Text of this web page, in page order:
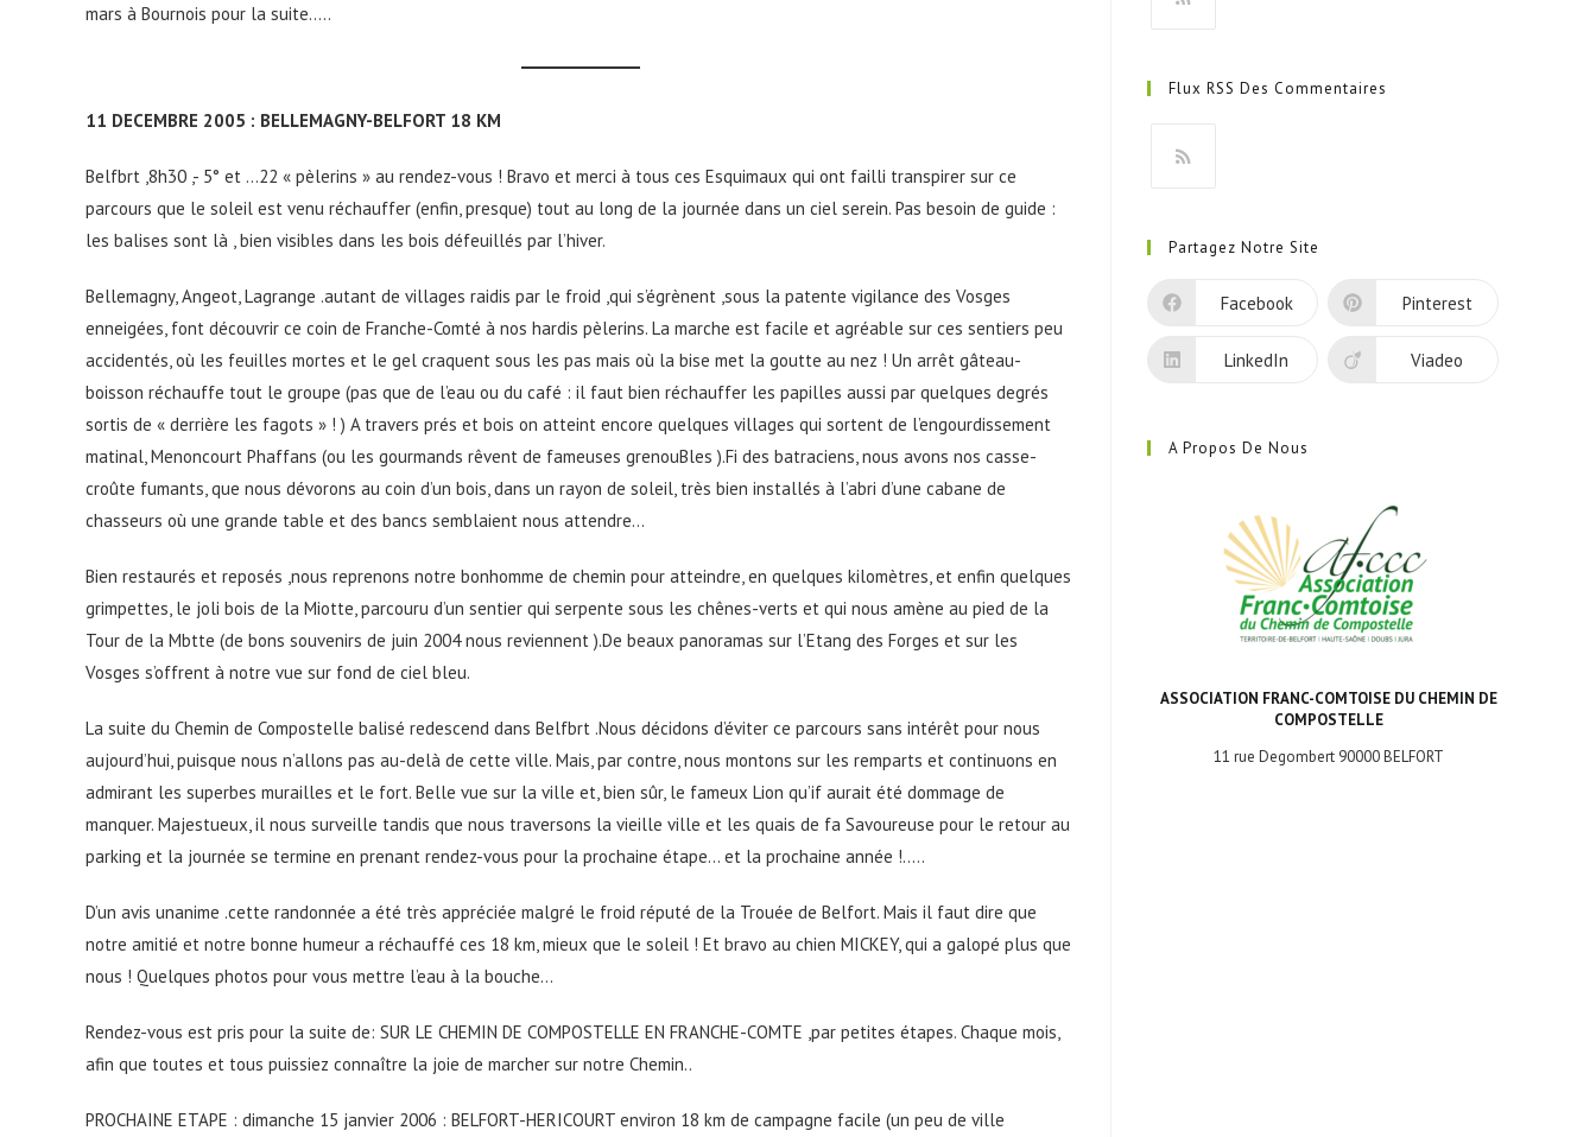
mars à Bournois pour la suite…..
11 DECEMBRE 2005 : BELLEMAGNY-BELFORT 18 KM
Belfbrt ,8h30 ,- 5° et …22 « pèlerins » au rendez-vous ! Bravo et merci à tous ces Esquimaux qui ont failli transpirer sur ce
parcours que le soleil est venu réchauffer (enfin, presque) tout au long de la journée dans un ciel serein. Pas besoin de guide :
les balises sont là , bien visibles dans les bois défeuillés par l’hiver.
Bellemagny, Angeot, Lagrange .autant de villages raidis par le froid ,qui s’égrènent ,sous la patente vigilance des Vosges
enneigées, font découvrir ce coin de Franche-Comté à nos hardis pèlerins. La marche est facile et agréable sur ces sentiers peu
accidentés, où les feuilles mortes et le gel craquent sous les pas mais où la bise met la goutte au nez ! Un arrêt gâteau-
boisson réchauffe tout le groupe (pas que de l’eau ou du café : il faut bien réchauffer les papilles aussi par quelques degrés
sortis de « derrière les fagots » ! ) A travers prés et bois on atteint encore quelques villages qui sortent de l’engourdissement
matinal, Menoncourt Phaffans (ou les gourmands rêvent de fameuses grenouBles ).Fi des batraciens, nous avons nos casse-
croûte fumants, que nous dévorons au coin d’un bois, dans un rayon de soleil, très bien installés à l’abri d’une cabane de
chasseurs où une grande table et des bancs semblaient nous attendre…
Bien restaurés et reposés ,nous reprenons notre bonhomme de chemin pour atteindre, en quelques kilomètres, et enfin quelques
grimpettes, le joli bois de la Miotte, parcouru d’un sentier qui serpente sous les chênes-verts et qui nous amène au pied de la
Tour de la Mbtte (de bons souvenirs de juin 2004 nous reviennent ).De beaux panoramas sur l’Etang des Forges et sur les
Vosges s’offrent à notre vue sur fond de ciel bleu.
La suite du Chemin de Compostelle balisé redescend dans Belfbrt .Nous décidons d’éviter ce parcours sans intérêt pour nous
aujourd’hui, puisque nous n’allons pas au-delà de cette ville. Mais, par contre, nous montons sur les remparts et continuons en
admirant les superbes murailles et le fort. Belle vue sur la ville et, bien sûr, le fameux Lion qu’if aurait été dommage de
manquer. Majestueux, il nous surveille tandis que nous traversons la vieille ville et les quais de fa Savoureuse pour le retour au
parking et la journée se termine en prenant rendez-vous pour la prochaine étape… et la prochaine année !…..
D’un avis unanime .cette randonnée a été très appréciée malgré le froid réputé de la Trouée de Belfort. Mais il faut dire que
notre amitié et notre bonne humeur a réchauffé ces 18 km, mieux que le soleil ! Et bravo au chien MICKEY, qui a galopé plus que
nous ! Quelques photos pour vous mettre l’eau à la bouche…
Rendez-vous est pris pour la suite de: SUR LE CHEMIN DE COMPOSTELLE EN FRANCHE-COMTE ,par petites étapes. Chaque mois,
afin que toutes et tous puissiez connaître la joie de marcher sur notre Chemin..
PROCHAINE ETAPE : dimanche 15 janvier 2006 : BELFORT-HERICOURT environ 18 km de campagne facile (un peu de ville
un
onglet
Flux RSS Des Commentaires
un
nouvel
Partagez Notre Site
Facebook Pinterest
LinkedIn Viadeo
A Propos De Nous
ASSOCIATION FRANC-COMTOISE DU CHEMIN DE
COMPOSTELLE
11 rue Degombert 90000 BELFORT